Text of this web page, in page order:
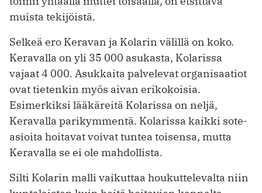
muista tekijöistä.
Selkeä ero Keravan ja Kolarin välillä on koko.
Keravalla on yli 35 000 asukasta, Kolarissa
vajaat 4 000. Asukkaita palvelevat organisaatiot
ovat tietenkin myös aivan erikokoisia.
Esimerkiksi lääkäreitä Kolarissa on neljä,
Keravalla parikymmentä. Kolarissa kaikki sote-
asioita hoitavat voivat tuntea toisensa, mutta
Keravalla se ei ole mahdollista.
Silti Kolarin malli vaikuttaa houkuttelevalta niin